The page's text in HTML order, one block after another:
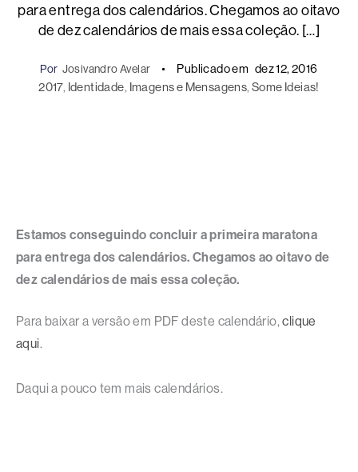
para entrega dos calendários. Chegamos ao oitavo
de dez calendários de mais essa coleção. […]
Por Josivandro Avelar Publicado em dez 12, 2016
2017, Identidade, Imagens e Mensagens, Some Ideias!
Estamos conseguindo concluir a primeira maratona
para entrega dos calendários. Chegamos ao oitavo de
dez calendários de mais essa coleção.
Para baixar a versão em PDF deste calendário,clique
aqui.
Daqui a pouco tem mais calendários.